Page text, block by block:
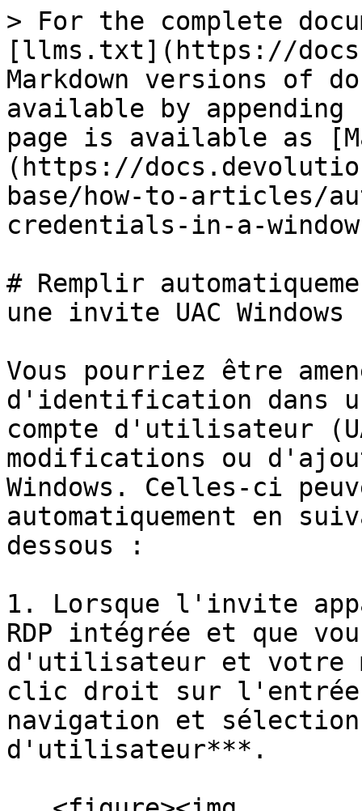
> For the complete
[llms.txt](https://
Markdown versions of
available by
page is available as
(https://
base/how-to-
credentials-in-a-
# Remplir
une invite UAC Windows
Vous pourriez être
d'identification dans
compte d'utilisateur
modifications ou
Windows. Celles-ci
automatiquement en
dessous :
1. Lorsque l'invite
RDP intégrée et que
d'utilisateur et votre
clic droit sur l'entrée
navigation et
d'utilisateur***.